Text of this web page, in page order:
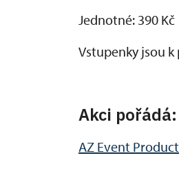
Jednotné: 390 Kč
Vstupenky jsou
Akci pořádá:
AZ Event